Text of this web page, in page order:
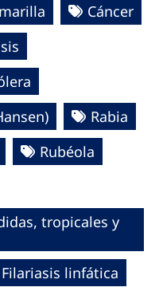
Cáncer
Rabia
Rubéola
tropicales y
Filariasis linfática